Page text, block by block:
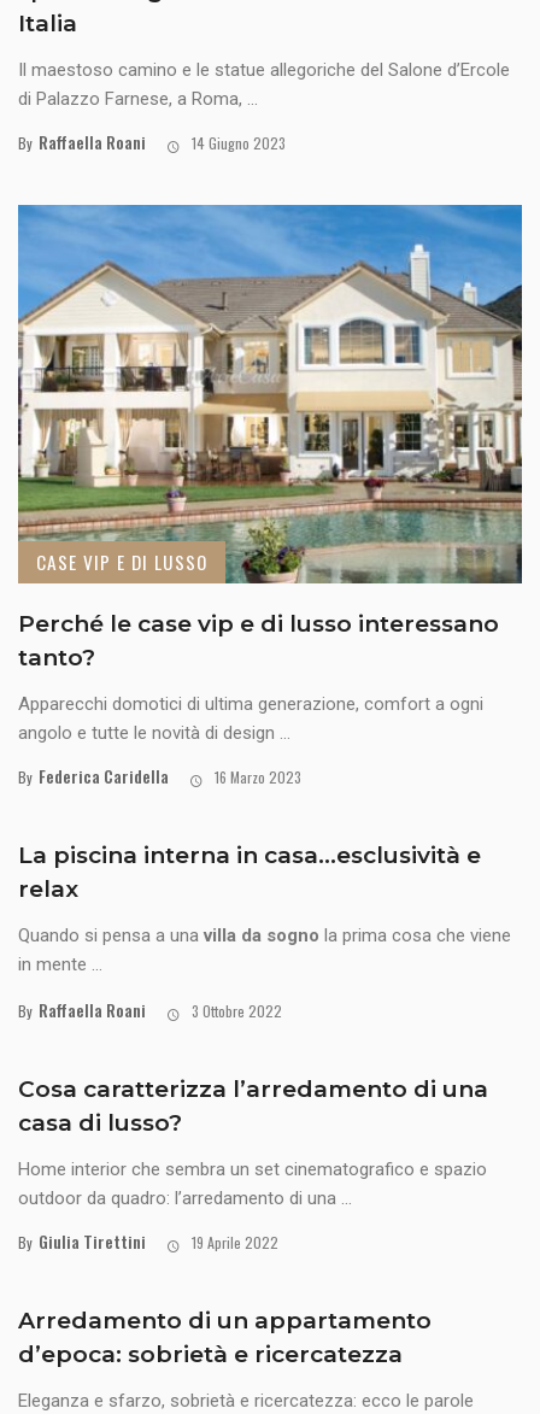
Italia
Il maestoso camino e le statue allegoriche del Salone d’Ercole
di Palazzo Farnese, a Roma, ...
By Raffaella Roani 14 Giugno 2023
CASE VIP E DI LUSSO
Perché le case vip e di lusso interessano
tanto?
Apparecchi domotici di ultima generazione, comfort a ogni
angolo e tutte le novità di design ...
By Federica Caridella 16 Marzo 2023
La piscina interna in casa…esclusività e
relax
Quando si pensa a unavilla da sogno la prima cosa che viene
in mente ...
By Raffaella Roani 3 Ottobre 2022
Cosa caratterizza l’arredamento di una
casa di lusso?
Home interior che sembra un set cinematografico e spazio
outdoor da quadro: l’arredamento di una ...
By Giulia Tirettini 19 Aprile 2022
Arredamento di un appartamento
d’epoca: sobrietà e ricercatezza
Eleganza e sfarzo, sobrietà e ricercatezza: ecco le parole